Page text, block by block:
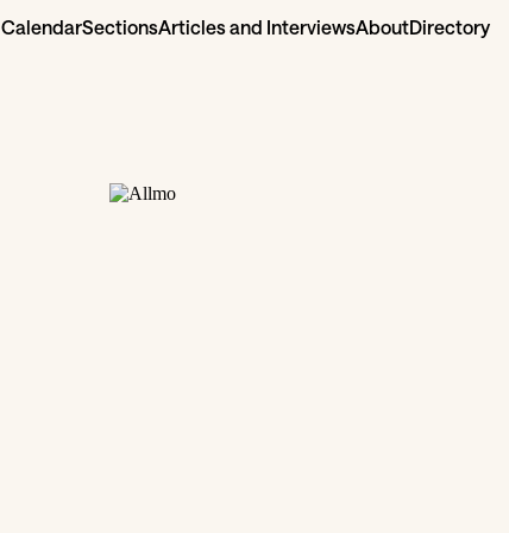
CalendarSectionsArticles and InterviewsAboutDirectory